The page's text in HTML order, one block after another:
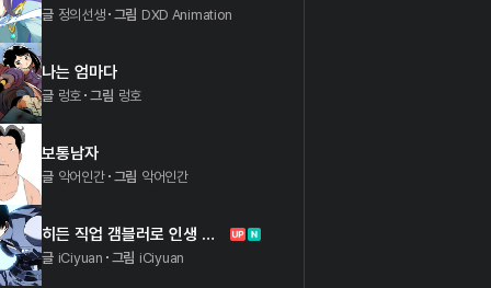
글 정의선생 그림 DXD Animation
나는 엄마다
글 렁호 그림 렁호
보통남자
글 악어인간 그림 악어인간
히든 직업 갬블러로 인생 역전
글 iCiyuan 그림 iCiyuan